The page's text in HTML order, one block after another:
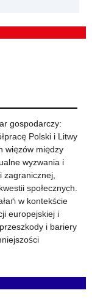
gospodarczy:
Polski i Litwy
więzów między
wyzwania i
zagranicznej,
społecznych.
w kontekście
europejskiej i
i bariery